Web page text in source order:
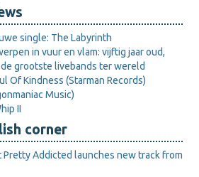
single: The Labyrinth
in vuur en vlam: vijftig jaar oud,
grootste livebands ter wereld
Of Kindness (Starman Records)
Music)
II
corner
Addicted launches new track from